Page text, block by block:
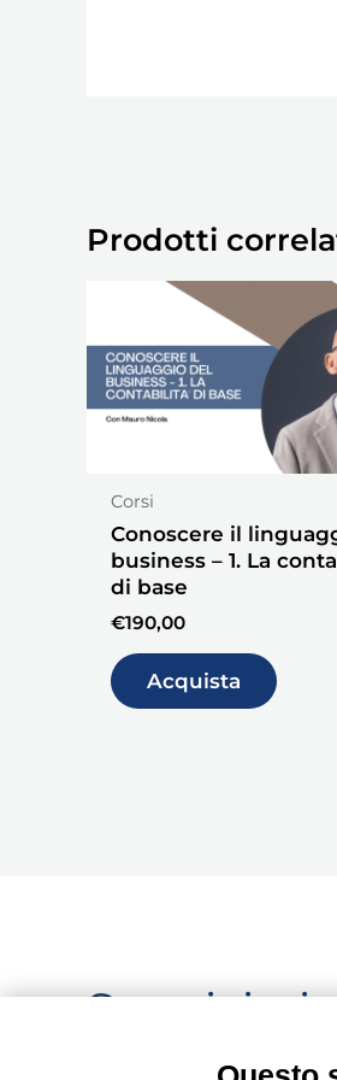
Prodotti
Corsi
Conoscere il
business – 1. La
di base
€190,00
Acquista
Seguici,